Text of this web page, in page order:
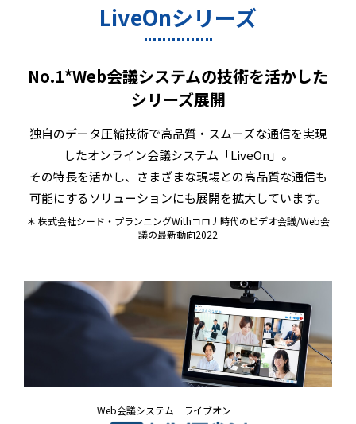
LiveOnシリーズ
No.1*Web会議システムの技術を活かした
シリーズ展開
独自のデータ圧縮技術で高品質・スムーズな通信を実現
したオンライン会議システム「LiveOn」。
その特長を活かし、さまざまな現場との高品質な通信も
可能にするソリューションにも展開を拡大しています。
＊ 株式会社シード・プランニングWithコロナ時代のビデオ会議/Web会
議の最新動向2022
Web会議システム ライブオン